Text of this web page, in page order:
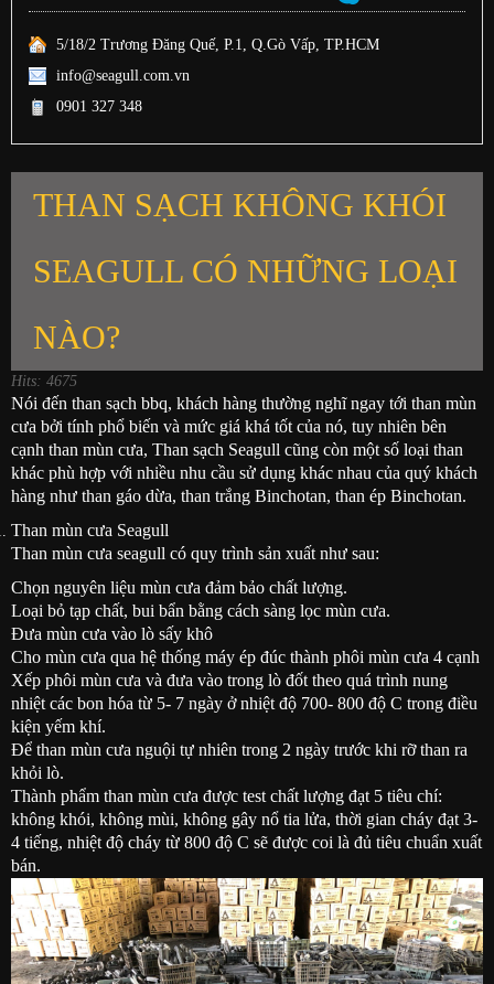
5/18/2 Trương Đăng Quế, P.1, Q.Gò Vấp, TP.HCM
info@seagull.com.vn
0901 327 348
THAN SẠCH KHÔNG KHÓI
SEAGULL CÓ NHỮNG LOẠI
NÀO?
Hits: 4675
Nói đến than sạch bbq, khách hàng thường nghĩ ngay tới than mùn
cưa bởi tính phổ biến và mức giá khá tốt của nó, tuy nhiên bên
cạnh than mùn cưa, Than sạch Seagull cũng còn một số loại than
khác phù hợp với nhiều nhu cầu sử dụng khác nhau của quý khách
hàng như than gáo dừa, than trắng Binchotan, than ép Binchotan.
Than mùn cưa Seagull
Than mùn cưa seagull có quy trình sản xuất như sau:
Chọn nguyên liệu mùn cưa đảm bảo chất lượng.
Loại bỏ tạp chất, bui bẩn bằng cách sàng lọc mùn cưa.
Đưa mùn cưa vào lò sấy khô
Cho mùn cưa qua hệ thống máy ép đúc thành phôi mùn cưa 4 cạnh
Xếp phôi mùn cưa và đưa vào trong lò đốt theo quá trình nung
nhiệt các bon hóa từ 5- 7 ngày ở nhiệt độ 700- 800 độ C trong điều
kiện yếm khí.
Để than mùn cưa nguội tự nhiên trong 2 ngày trước khi rỡ than ra
khỏi lò.
Thành phẩm than mùn cưa được test chất lượng đạt 5 tiêu chí:
không khói, không mùi, không gây nổ tia lửa, thời gian cháy đạt 3-
4 tiếng, nhiệt độ cháy từ 800 độ C sẽ được coi là đủ tiêu chuẩn xuất
bán.